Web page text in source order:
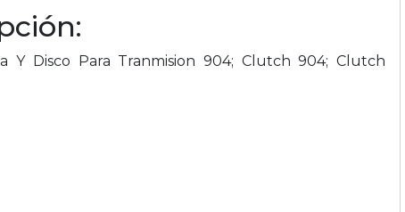
Y Disco Para Tranmision 904; Clutch 904; Clutch